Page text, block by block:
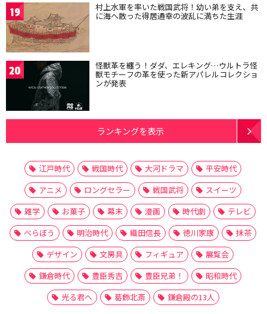
19 村上水軍を率いた戦国武将！幼い弟を支え、共
に海へ散った得居通幸の波乱に満ちた生涯
20 怪獣革を纏う！ダダ、エレキング…ウルトラ怪
獣モチーフの革を使った新アパレルコレクショ
ンが発表
ランキングを表示
江戸時代 戦国時代 大河ドラマ
平安時代
アニメ
ロングセラー 戦国武将
スイーツ
雑学
お菓子 幕末 漫画 時代劇
テレビ
べらぼう
明治時代 織田信長 徳川家康
抹茶
デザイン
文房具 フィギュア
展覧会
鎌倉時代
豊臣秀吉 豊臣兄弟！
昭和時代
光る君へ
葛飾北斎 鎌倉殿の13人